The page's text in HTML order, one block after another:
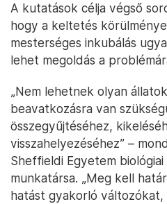
A kutatások célja végső
hogy a keltetés
mesterséges inkubálás
lehet megoldás a
„Nem lehetnek olyan
beavatkozásra van
összegyűjtéséhez,
visszahelyezéséhez” –
Sheffieldi Egyetem
munkatársa. „Meg kell
hatást gyakorló változókat,